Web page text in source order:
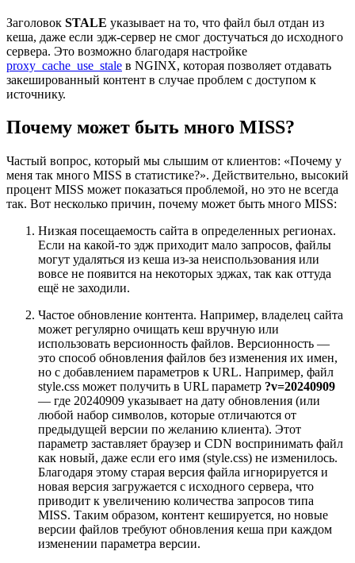
Заголовок STALE указывает на то, что файл был отдан из
кеша, даже если эдж-сервер не смог достучаться до исходного
сервера. Это возможно благодаря настройке
proxy_cache_use_stale в NGINX, которая позволяет отдавать
закешированный контент в случае проблем с доступом к
источнику.
Почему может быть много MISS?
Частый вопрос, который мы слышим от клиентов: «Почему у
меня так много MISS в статистике?». Действительно, высокий
процент MISS может показаться проблемой, но это не всегда
так. Вот несколько причин, почему может быть много MISS:
Низкая посещаемость сайта в определенных регионах.
Если на какой-то эдж приходит мало запросов, файлы
могут удаляться из кеша из-за неиспользования или
вовсе не появится на некоторых эджах, так как оттуда
ещё не заходили.
Частое обновление контента. Например, владелец сайта
может регулярно очищать кеш вручную или
использовать версионность файлов. Версионность —
это способ обновления файлов без изменения их имен,
но с добавлением параметров к URL. Например, файл
style.css может получить в URL параметр ?v=20240909
— где 20240909 указывает на дату обновления (или
любой набор символов, которые отличаются от
предыдущей версии по желанию клиента). Этот
параметр заставляет браузер и CDN воспринимать файл
как новый, даже если его имя (style.css) не изменилось.
Благодаря этому старая версия файла игнорируется и
новая версия загружается с исходного сервера, что
приводит к увеличению количества запросов типа
MISS. Таким образом, контент кешируется, но новые
версии файлов требуют обновления кеша при каждом
изменении параметра версии.